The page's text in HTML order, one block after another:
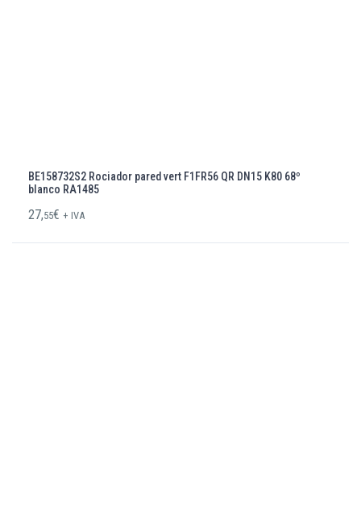
BE158732S2 Rociador pared vert F1FR56 QR DN15 K80 68º
blanco RA1485
27,55€ + IVA